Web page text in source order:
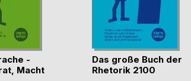
-
Macht
Das große Buch der
Rhetorik 2100